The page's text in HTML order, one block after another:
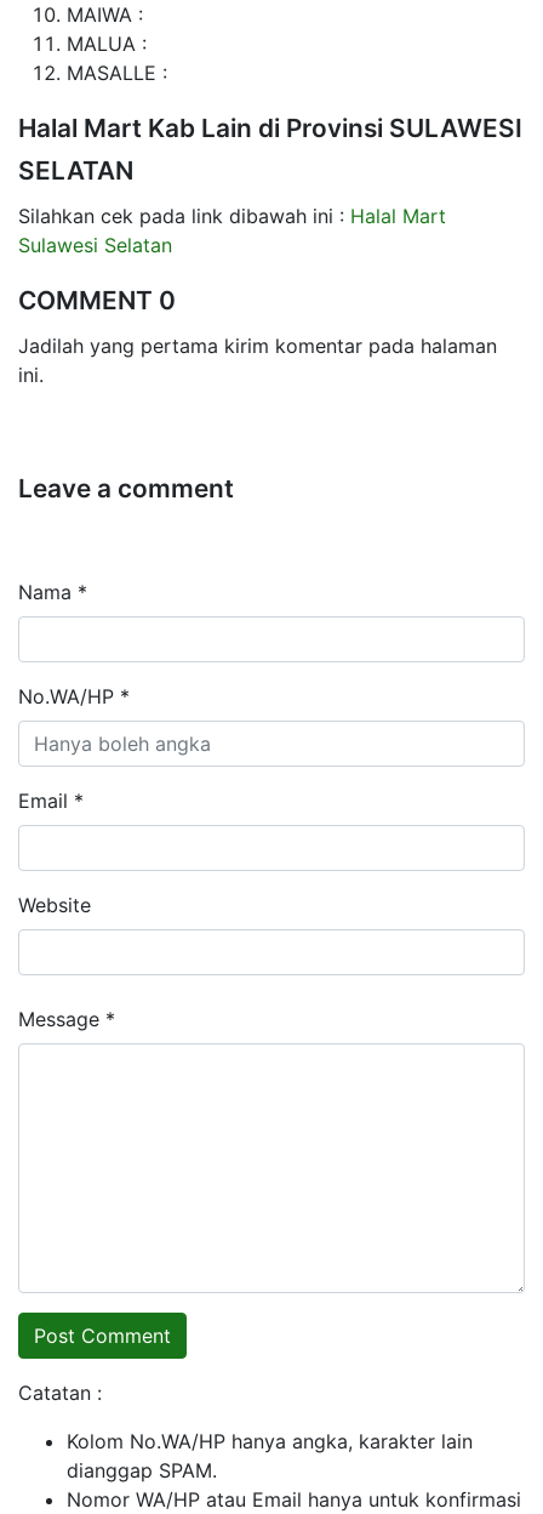
MAIWA :
MALUA :
MASALLE :
Halal Mart Kab Lain di Provinsi SULAWESI
SELATAN
Silahkan cek pada link dibawah ini : Halal Mart
Sulawesi Selatan
COMMENT 0
Jadilah yang pertama kirim komentar pada halaman
ini.
Leave a comment
Nama *
No.WA/HP *
Email *
Website
Message *
Catatan :
Kolom No.WA/HP hanya angka, karakter lain
dianggap SPAM.
Nomor WA/HP atau Email hanya untuk konfirmasi